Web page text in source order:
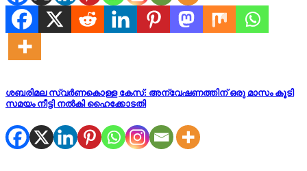
ശബരിമല സ്വര്‍ണകൊള്ള കേസ്: അന്വേഷണത്തിന് ഒരു മാസം കൂടി
സമയം നീട്ടി നൽകി ഹൈക്കോടതി